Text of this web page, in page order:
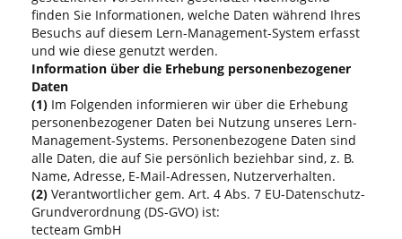
finden Sie Informationen, welche Daten während Ihres
Besuchs auf diesem Lern-Management-System erfasst
und wie diese genutzt werden.
Information über die Erhebung personenbezogener
Daten
(1) Im Folgenden informieren wir über die Erhebung
personenbezogener Daten bei Nutzung unseres Lern-
Management-Systems. Personenbezogene Daten sind
alle Daten, die auf Sie persönlich beziehbar sind, z. B.
Name, Adresse, E-Mail-Adressen, Nutzerverhalten.
(2) Verantwortlicher gem. Art. 4 Abs. 7 EU-Datenschutz-
Grundverordnung (DS-GVO) ist:
tecteam GmbH